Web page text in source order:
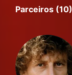
Parceiros (10)